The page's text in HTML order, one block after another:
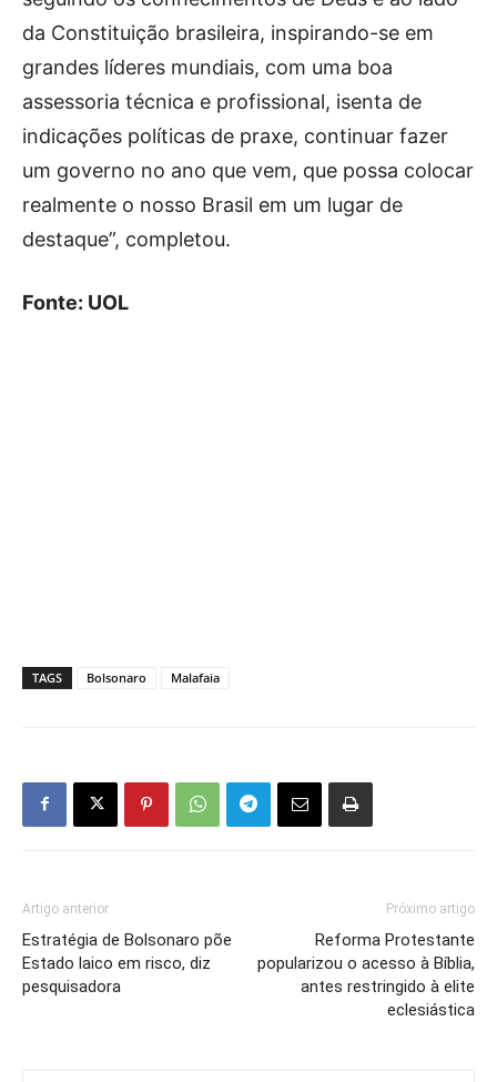
da Constituição brasileira, inspirando-se em
grandes líderes mundiais, com uma boa
assessoria técnica e profissional, isenta de
indicações políticas de praxe, continuar fazer
um governo no ano que vem, que possa colocar
realmente o nosso Brasil em um lugar de
destaque”, completou.
Fonte: UOL
TAGS Bolsonaro Malafaia
Artigo anterior
Estratégia de Bolsonaro põe
Estado laico em risco, diz
pesquisadora
Próximo artigo
Reforma Protestante
popularizou o acesso à Bíblia,
antes restringido à elite
eclesiástica